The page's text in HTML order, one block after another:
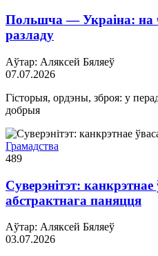
Польшча — Украіна: на
разладу
Аўтар: Аляксей Бяляеў
07.07.2026
Гісторыя, ордэны, зброя: у
добрыя
Грамадства
489
Суверэнітэт: канкрэтнае
абстрактнага паняцця
Аўтар: Аляксей Бяляеў
03.07.2026